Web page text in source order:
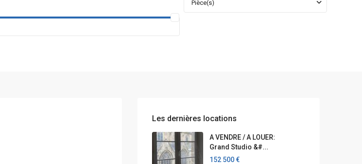
Pièce(s)
Les dernières locations
A VENDRE / A LOUER:
Grand Studio &#...
152 500 €